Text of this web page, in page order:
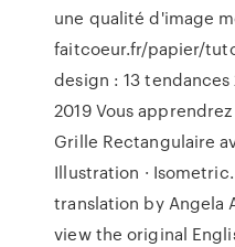
une qualité d'image
faitcoeur.fr/papier/
design : 13
2019 Vous
Grille Rectangulaire
Illustration ·
translation by Angela
view the original